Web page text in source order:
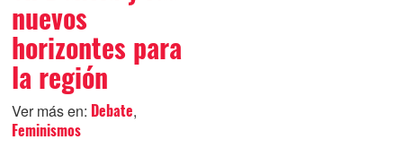
nuevos
horizontes para
la región
Ver más en: Debate,
Feminismos